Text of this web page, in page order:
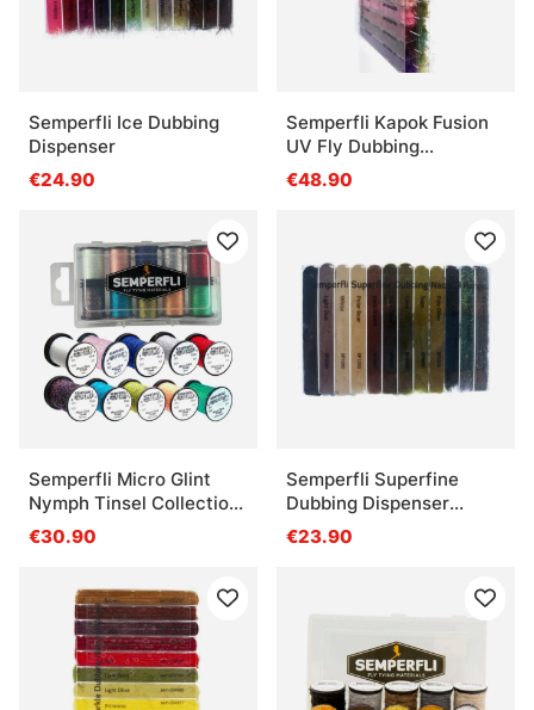
Semperfli Ice Dubbing
Dispenser
€24.90
Semperfli Kapok Fusion
UV Fly Dubbing
Dispenser
€48.90
Semperfli Micro Glint
Nymph Tinsel Collection
Attractor Colors
€30.90
Semperfli Superfine
Dubbing Dispenser
Natural
€23.90